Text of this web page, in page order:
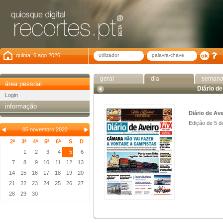
quinta, 6 ago 2026
área pessoal
Login
informação
05 novembro 2022
2ª
3ª 4ª 5ª 6ª S
D
1
2 3 4 5
6
7
8 9 10 11 12
13
14
15 16 17 18 19
20
21
22 23 24 25 26
27
28
29 30
geral dia
semana
Diário
Diário de
Edição de 5